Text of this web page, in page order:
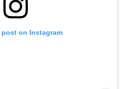
on Instagram